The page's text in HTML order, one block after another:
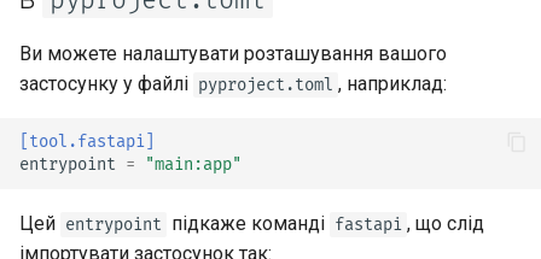
Статичні файли
Налагодження
Ви можете налаштувати розташування вашого
застосунку у файлі pyproject.toml , наприклад:
[tool.fastapi]
entrypoint = "main:app"
Цей entrypoint підкаже команді fastapi , що слід
імпортувати застосунок так: